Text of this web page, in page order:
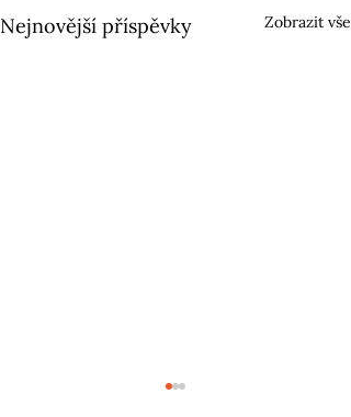
Nejnovější příspěvky Zobrazit vše